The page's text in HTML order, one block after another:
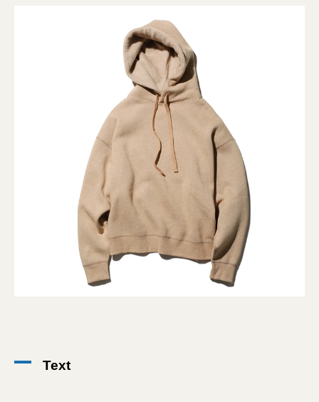
Text